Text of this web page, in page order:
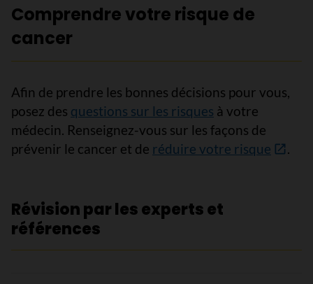
Comprendre votre risque de
cancer
Afin de prendre les bonnes décisions pour vous,
posez des questions sur les risques à votre
médecin. Renseignez-vous sur les façons de
prévenir le cancer et de réduire votre risque .
Révision par les experts et
références